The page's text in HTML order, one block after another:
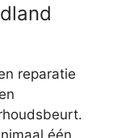
reparatie
één